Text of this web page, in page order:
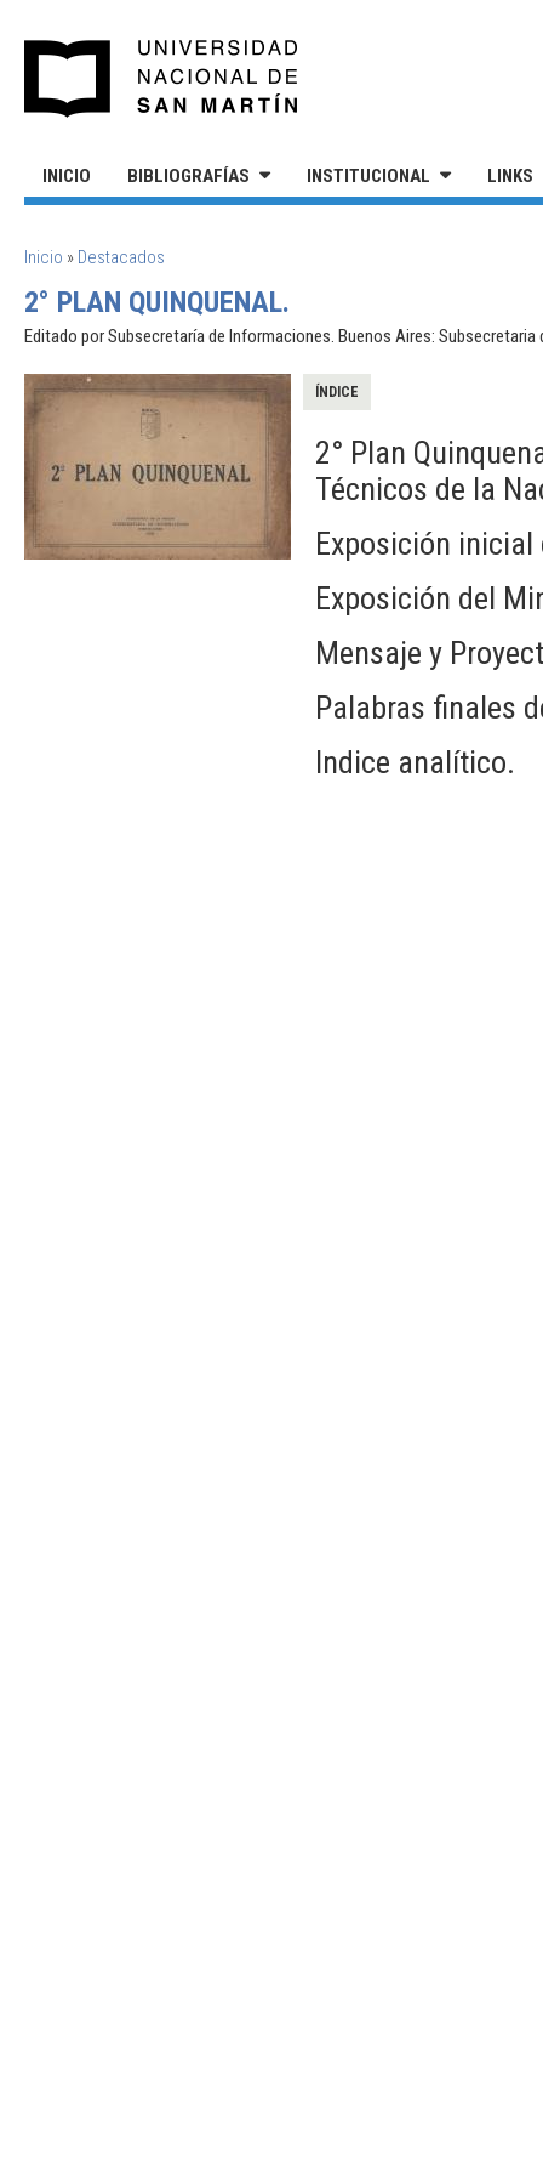
INICIO BIBLIOGRAFÍAS INSTITUCIONAL LINKS
SE ENCUENTRA USTED AQUÍ
Inicio » Destacados
2° PLAN QUINQUENAL.
Editado por Subsecretaría de Informaciones. Buenos Aires: Subsecretaria
ÍNDICE
2° Plan
Técnicos de la
Exposición inicial
Exposición del
Mensaje y
Palabras finales
Indice analítico.